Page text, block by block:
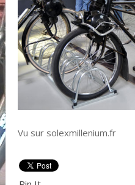
Vu sur solexmillenium.fr